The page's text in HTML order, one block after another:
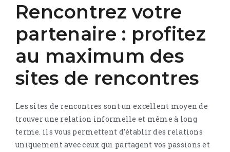
Rencontrez votre
partenaire : profitez
au maximum des
sites de rencontres
Les sites de rencontres sont un excellent moyen de
trouver une relation informelle et même à long
terme. ils vous permettent d’établir des relations
uniquement avec ceux qui partagent vos passions et